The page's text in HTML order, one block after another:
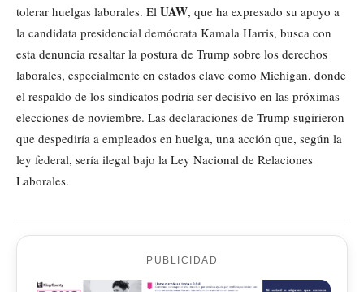
tolerar huelgas laborales. El UAW, que ha expresado su apoyo a
la candidata presidencial demócrata Kamala Harris, busca con
esta denuncia resaltar la postura de Trump sobre los derechos
laborales, especialmente en estados clave como Michigan, donde
el respaldo de los sindicatos podría ser decisivo en las próximas
elecciones de noviembre. Las declaraciones de Trump sugirieron
que despediría a empleados en huelga, una acción que, según la
ley federal, sería ilegal bajo la Ley Nacional de Relaciones
Laborales.
PUBLICIDAD